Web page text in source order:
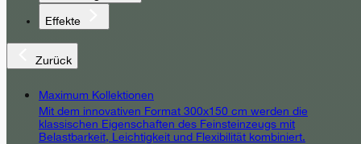
Effekte
Zurück
Maximum Kollektionen
Mit dem innovativen Format 300x150 cm werden die
klassischen Eigenschaften des Feinsteinzeugs mit
Belastbarkeit, Leichtigkeit und Flexibilität kombiniert.